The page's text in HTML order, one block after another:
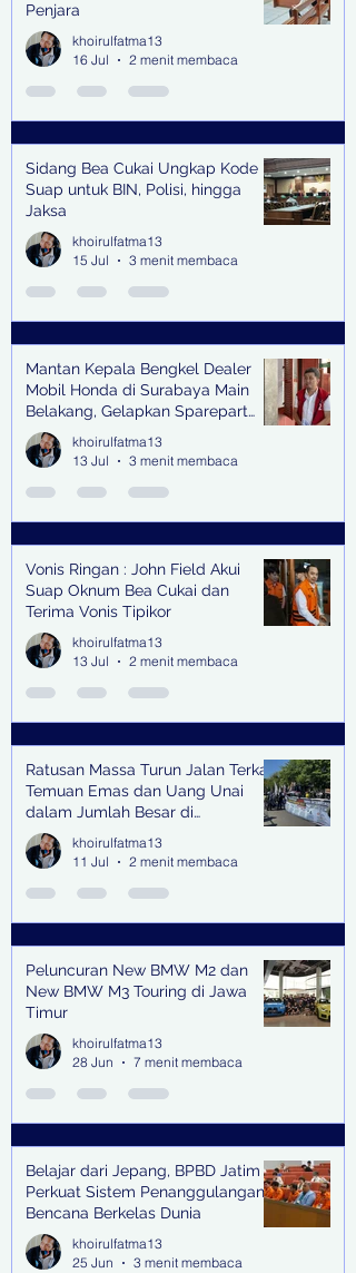
Penjara
khoirulfatma13
16 Jul
2 menit membaca
Sidang Bea Cukai Ungkap Kode
Suap untuk BIN, Polisi, hingga
Jaksa
khoirulfatma13
15 Jul
3 menit membaca
Mantan Kepala Bengkel Dealer
Mobil Honda di Surabaya Main
Belakang, Gelapkan Sparepart
Senilai Rp 1,9 Miliar
khoirulfatma13
13 Jul
3 menit membaca
Vonis Ringan : John Field Akui
Suap Oknum Bea Cukai dan
Terima Vonis Tipikor
khoirulfatma13
13 Jul
2 menit membaca
Ratusan Massa Turun Jalan Terkait
Temuan Emas dan Uang Unai
dalam Jumlah Besar di
Lingkungan Jampidsus Kejaksaan
Agung RI di Jakarta
khoirulfatma13
11 Jul
2 menit membaca
Peluncuran New BMW M2 dan
New BMW M3 Touring di Jawa
Timur
khoirulfatma13
28 Jun
7 menit membaca
Belajar dari Jepang, BPBD Jatim
Perkuat Sistem Penanggulangan
Bencana Berkelas Dunia
khoirulfatma13
25 Jun
3 menit membaca